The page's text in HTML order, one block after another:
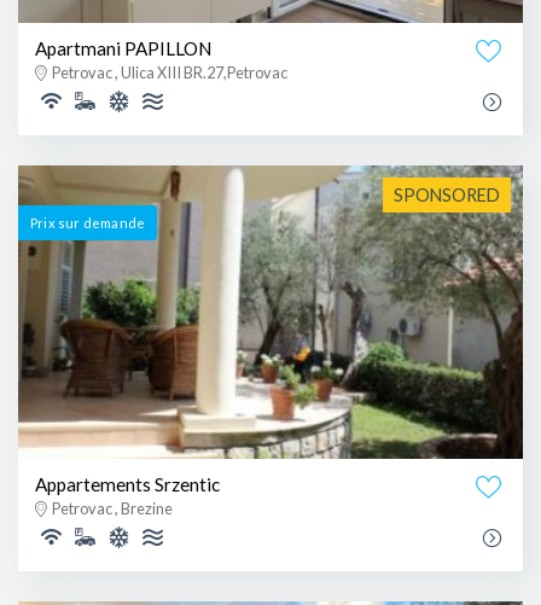
Apartmani PAPILLON
Petrovac , Ulica XIII BR.27,Petrovac
SPONSORED
Prix ​​sur demande
Appartements Srzentic
Petrovac , Brezine